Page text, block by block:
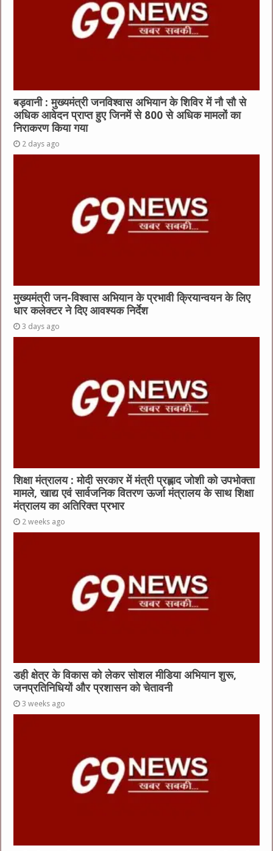
बड़वानी : मुख्यमंत्री जनविश्वास अभियान के शिविर में नौ सौ से
अधिक आवेदन प्राप्त हुए जिनमें से 800 से अधिक मामलों का
निराकरण किया गया
2 days ago
मुख्यमंत्री जन-विश्वास अभियान के प्रभावी क्रियान्वयन के लिए
धार कलेक्टर ने दिए आवश्यक निर्देश
3 days ago
शिक्षा मंत्रालय : मोदी सरकार में मंत्री प्रह्लाद जोशी को उपभोक्ता
मामले, खाद्य एवं सार्वजनिक वितरण ऊर्जा मंत्रालय के साथ शिक्षा
मंत्रालय का अतिरिक्त प्रभार
2 weeks ago
डही क्षेत्र के विकास को लेकर सोशल मीडिया अभियान शुरू,
जनप्रतिनिधियों और प्रशासन को चेतावनी
3 weeks ago